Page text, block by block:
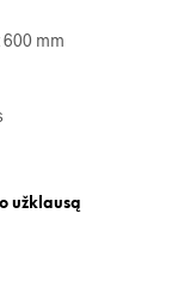
mm
užklausą